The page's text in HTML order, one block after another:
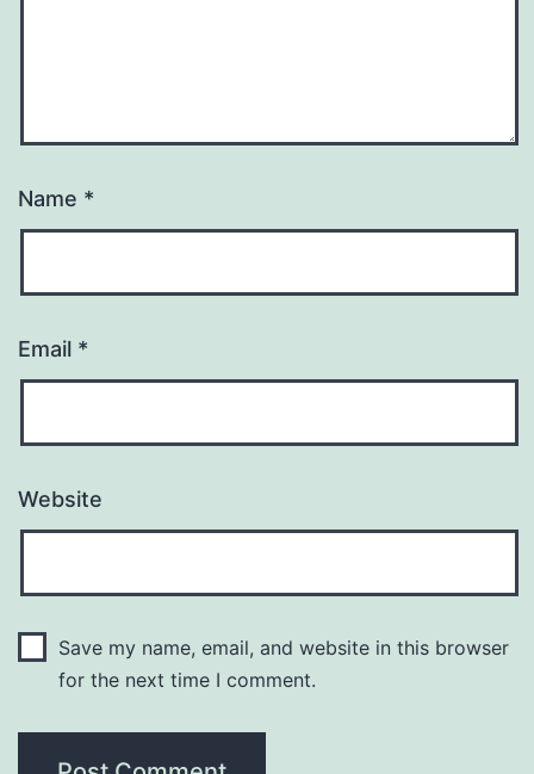
Name *
Email *
Website
Save my name, email, and website in this browser
for the next time I comment.